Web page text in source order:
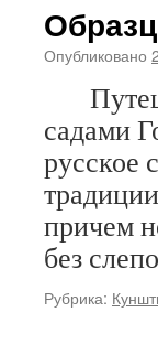
Опубликовано
садами
русское
причем
без
Рубрика: